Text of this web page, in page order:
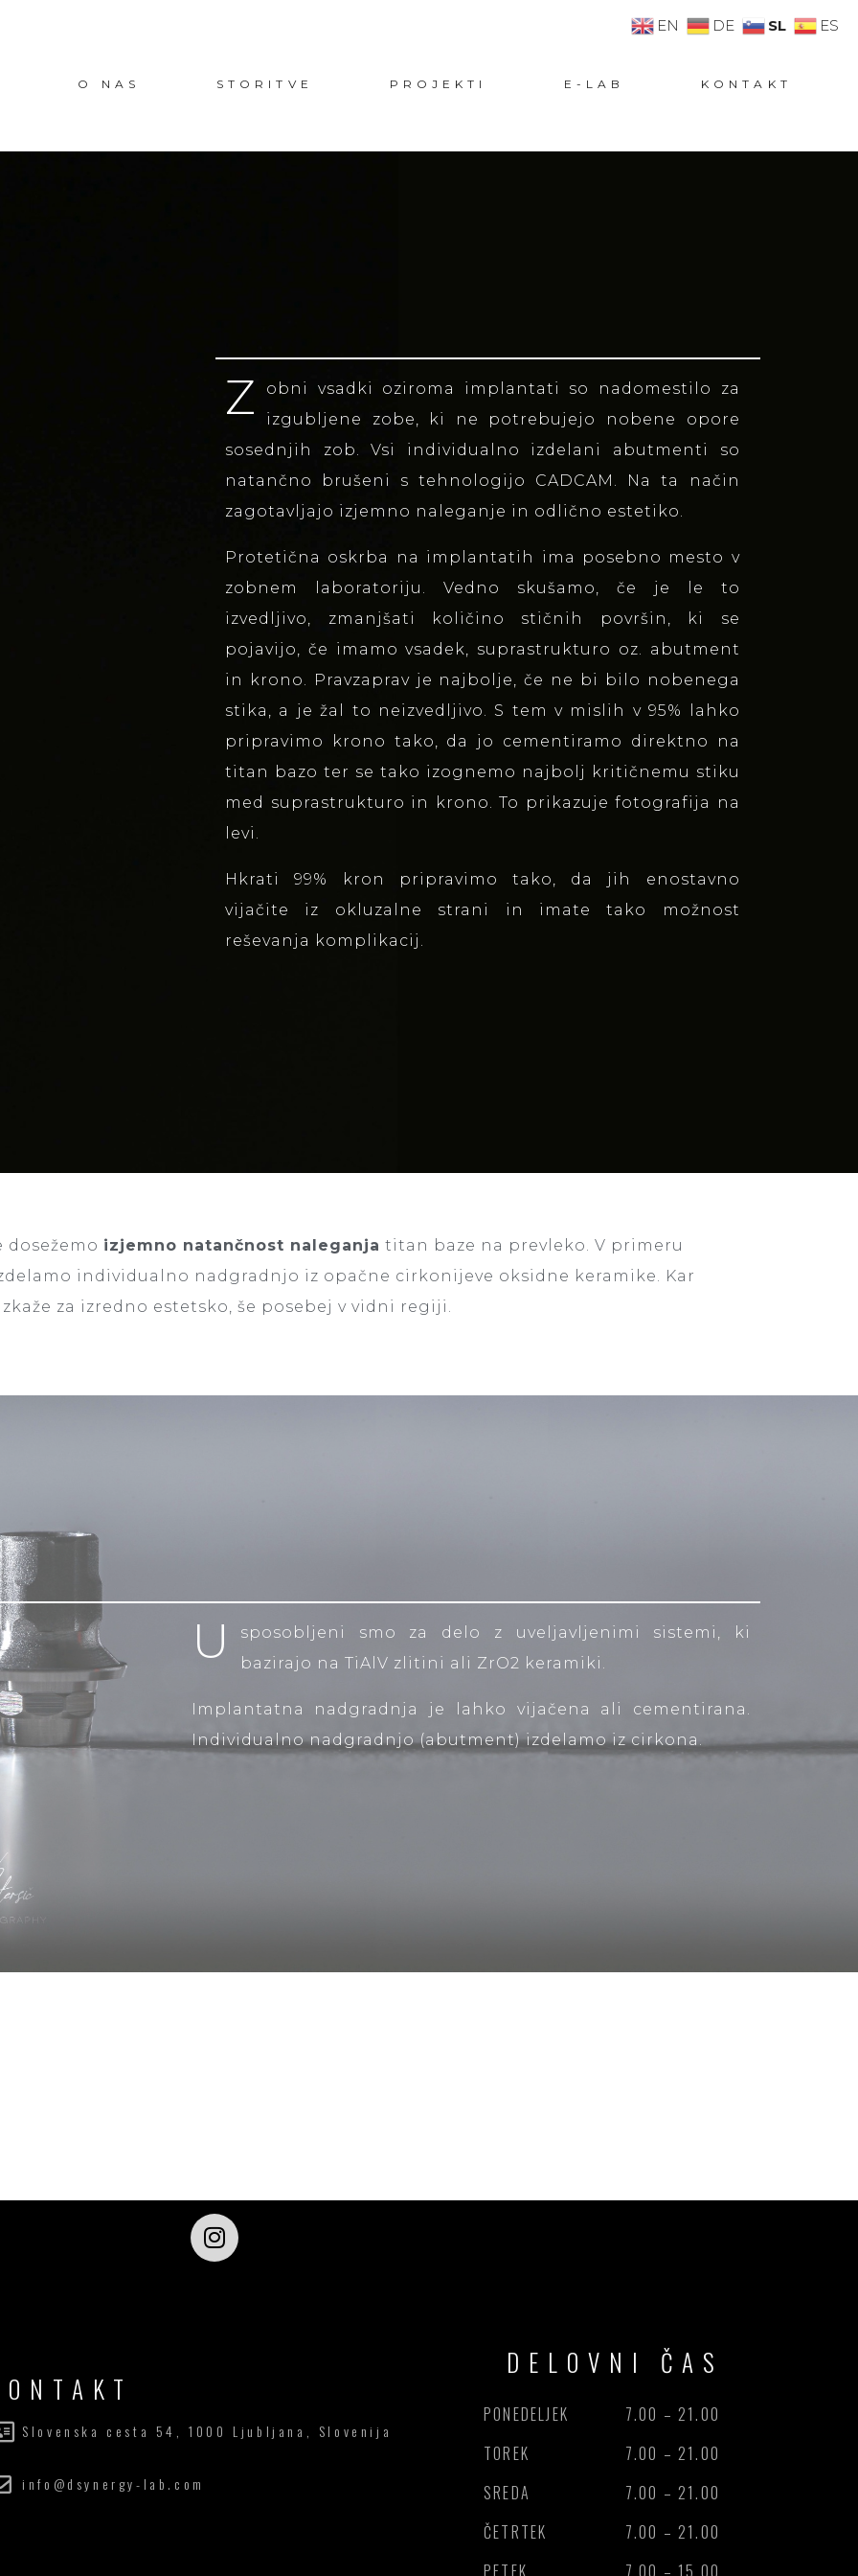
O NAS STORITVE PROJEKTI E-LAB KONTAKT
Z
obni vsadki oziroma implantati so nadomestilo za
izgubljene zobe, ki ne potrebujejo nobene opore
sosednjih zob. Vsi individualno izdelani abutmenti so
natančno brušeni s tehnologijo CADCAM. Na ta način
zagotavljajo izjemno naleganje in odlično estetiko.
Protetična oskrba na implantatih ima posebno mesto v
zobnem laboratoriju. Vedno skušamo, če je le to
izvedljivo, zmanjšati količino stičnih površin, ki se
pojavijo, če imamo vsadek, suprastrukturo oz. abutment
in krono. Pravzaprav je najbolje, če ne bi bilo nobenega
stika, a je žal to neizvedljivo. S tem v mislih v 95% lahko
pripravimo krono tako, da jo cementiramo direktno na
titan bazo ter se tako izognemo najbolj kritičnemu stiku
med suprastrukturo in krono. To prikazuje fotografija na
levi.
Hkrati 99% kron pripravimo tako, da jih enostavno
vijačite iz okluzalne strani in imate tako možnost
reševanja komplikacij.
izjemno natančnost naleganja titan baze na prevleko. V primeru
individualno nadgradnjo iz opačne cirkonijeve oksidne keramike. Kar
za izredno estetsko, še posebej v vidni regiji.
U
sposobljeni smo za delo z uveljavljenimi sistemi, ki
bazirajo na TiAlV zlitini ali ZrO2 keramiki.
Implantatna nadgradnja je lahko vijačena ali cementirana.
Individualno nadgradnjo (abutment) izdelamo iz cirkona.
Slovenska cesta 54, 1000 Ljubljana, Slovenija
info@dsynergy-lab.com
DELOVNI ČAS
PONEDELJEK
TOREK
SREDA
ČETRTEK
PETEK
7.00 – 21.00
7.00 – 21.00
7.00 – 21.00
7.00 – 21.00
7.00 – 15.00
EN DE SL ES